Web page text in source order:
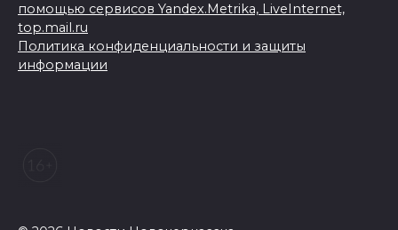
помощью сервисов Yandex.Metrika, LiveInternet,
top.mail.ru
Политика конфиденциальности и защиты
информации